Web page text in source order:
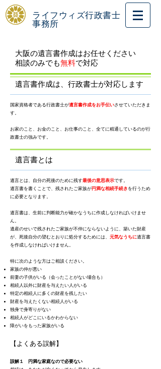
ライフウィズ行政書士
事務所
大阪の遺言書作成はお任せください
相談のみでも無料で対応
遺言書作成は、行政書士が対応します
​国家資格者である行政書士が遺言書作成をお手伝いさせていただきま
す。
​お家のこと、お金のこと、お仕事のこと、全てに精通しているのが行
政書士の強みです。
遺言書とは
遺言とは、自分の死後のために残す最後の意思表示です。
遺言書を書くことで、残されたご家族が 円満な相続手続き を行うため
に必要となります。
遺言書は、生前に判断能力が確かなうちに作成しなければいけませ
ん。
遺産のせいで残されたご家族が不仲にならないように、築いた財産
が、死後自分の望むとおりに処分するためには、 元気なうちに遺言書
を作成しなければいけません。
特に次のような方はご相談ください。
家族の仲が悪い
前妻の子供がいる（会ったことがない場合も）
相続人以外に財産を与えたい人がいる
特定の相続人に多くの財産を残したい
財産を与えたくない相続人がいる
独身で身寄りがない
相続人がどこにいるかわからない
障がいをもった家族がいる
【よくある誤解】
誤解１ 円満な家庭なので必要ない